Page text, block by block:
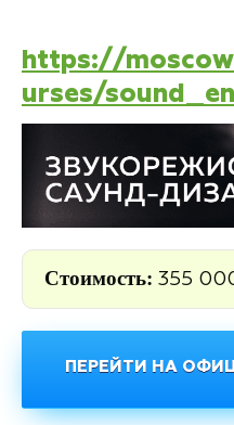
https://
urses/
Стоимость: 355
ПЕРЕЙТИ НА